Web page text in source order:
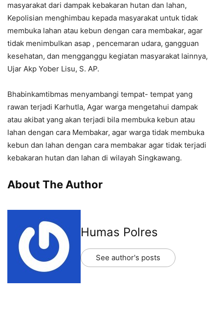
masyarakat dari dampak kebakaran hutan dan lahan,
Kepolisian menghimbau kepada masyarakat untuk tidak
membuka lahan atau kebun dengan cara membakar, agar
tidak menimbulkan asap , pencemaran udara, gangguan
kesehatan, dan mengganggu kegiatan masyarakat lainnya,
Ujar Akp Yober Lisu, S. AP.
Bhabinkamtibmas menyambangi tempat- tempat yang
rawan terjadi Karhutla, Agar warga mengetahui dampak
atau akibat yang akan terjadi bila membuka kebun atau
lahan dengan cara Membakar, agar warga tidak membuka
kebun dan lahan dengan cara membakar agar tidak terjadi
kebakaran hutan dan lahan di wilayah Singkawang.
About The Author
Humas Polres
See author's posts